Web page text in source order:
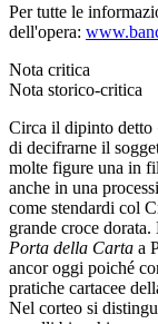
Per tutte le
dell'opera:
Nota critica
Nota storico-critica
Circa il dipinto detto
di decifrarne il
molte figure una in
anche in una
come stendardi col
grande croce
Porta della Carta a
ancor oggi poiché
pratiche cartacee
Nel corteo si